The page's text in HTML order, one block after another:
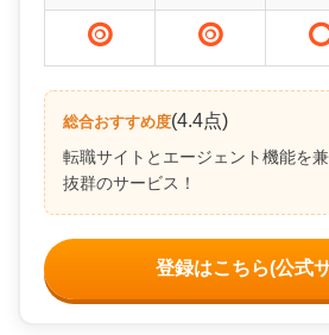
総合おすすめ度(4.4点)
転職サイトとエージェント機能を
抜群のサービス！
登録はこちら(公式